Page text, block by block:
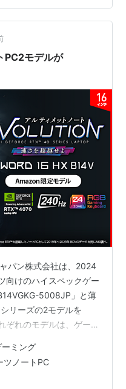
スマスシーズン！
…
PC2モデルが
パン株式会社は、2024
向けのハイスペックゲー
5008JP」と薄
リーズの2モデルを
ぞれのモデルは、ゲーム
に最適です。本記事で
に解説します。 勝利を
5008JP」 デスク
ーミング
ツノートPC